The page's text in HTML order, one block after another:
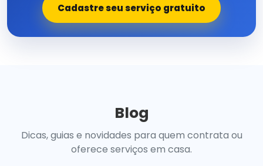
Cadastre seu serviço gratuito
Blog
Dicas, guias e novidades para quem contrata ou
oferece serviços em casa.